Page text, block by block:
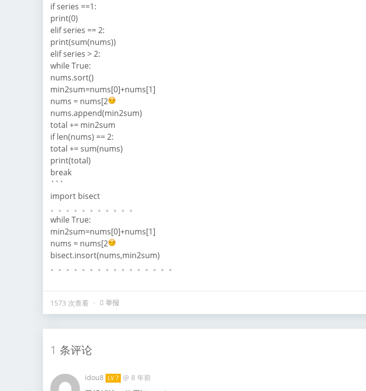
if series ==1:
print(0)
elif series == 2:
print(sum(nums))
elif series > 2:
while True:
nums.sort()
min2sum=nums[0]+nums[1]
nums = nums[2
nums.append(min2sum)
total += min2sum
if len(nums) == 2:
total += sum(nums)
print(total)
break
```
import bisect
。。。。。。。。。。。
while True:
min2sum=nums[0]+nums[1]
nums = nums[2
bisect.insort(nums,min2sum)
。。。。。。。。。。。。。。。。
1573 次查看 举报
1 条评论
idou8 LV 7 @ 8 年前